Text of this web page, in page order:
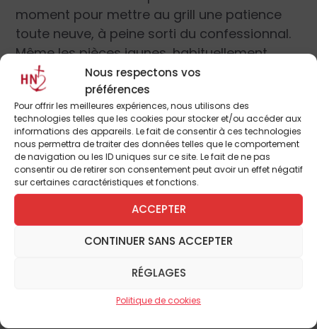
Nous respectons vos
préférences
Pour offrir les meilleures expériences, nous utilisons des
technologies telles que les cookies pour stocker et/ou accéder aux
informations des appareils. Le fait de consentir à ces technologies
nous permettra de traiter des données telles que le comportement
de navigation ou les ID uniques sur ce site. Le fait de ne pas
consentir ou de retirer son consentement peut avoir un effet négatif
sur certaines caractéristiques et fonctions.
ACCEPTER
CONTINUER SANS ACCEPTER
RÉGLAGES
Politique de cookies
moment pour mettre au grill une patience
toute neuve, à peine sorti du confessionnal.
Même les pièces jaunes, habituellement
silencieuses, vous traitent de radin en
tombant dans le panier de la quête. Bref,
c’est avec ce bilan de fin de mandat
socialiste que nous arrivons au Golgotha,
reconnaissant presque soulagés que nous
sommes pécheurs. Cette année le Carême
tombe en pleine période électorale (ou
l’inverse) ; la charité nous impose de vouloir
le bien de nos ennemis ! Ça, ça va être
terrible ! Parler charitablement des
candidats socialistes, développer de la
bienveillance envers le candidat UMP, LMPT
en juin et NKM en mars, rester « saint